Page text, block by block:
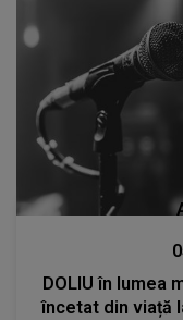
DOLIU în lumea
încetat din viață